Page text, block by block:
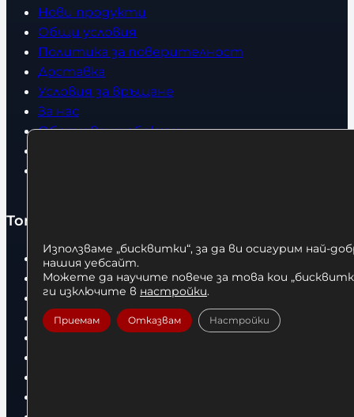
Нови продукти
Общи условия
Политика за поверителност
Доставка
Условия за връщане
За нас
Оборудвани обекти
Топ категории
Бокс
Боксови чували
Боксови ръкавици
Дрехи
Детски дрехи
Използваме „бисквитки“, за да ви осигурим най-
нашия уебсайт.
Можете да научите повече за това кои
ги изключите в настройки.
Приемам Отказвам Настройки